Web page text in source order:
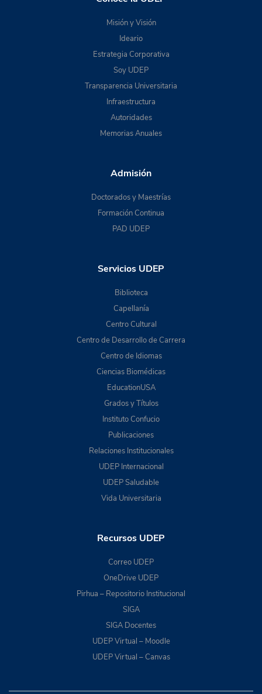
Misión y Visión
Ideario
Estrategia Corporativa
Soy UDEP
Transparencia Universitaria
Infraestructura
Autoridades
Memorias Anuales
Admisión
Doctorados y Maestrías
Formación Continua
PAD UDEP
Servicios UDEP
Biblioteca
Capellanía
Centro Cultural
Centro de Desarrollo de Carrera
Centro de Idiomas
Ciencias Biomédicas
EducationUSA
Grados y Títulos
Instituto Confucio
Publicaciones
Relaciones Institucionales
UDEP Internacional
UDEP Saludable
Vida Universitaria
Recursos UDEP
Correo UDEP
OneDrive UDEP
Pirhua – Repositorio Institucional
SIGA
SIGA Docentes
UDEP Virtual – Moodle
UDEP Virtual – Canvas